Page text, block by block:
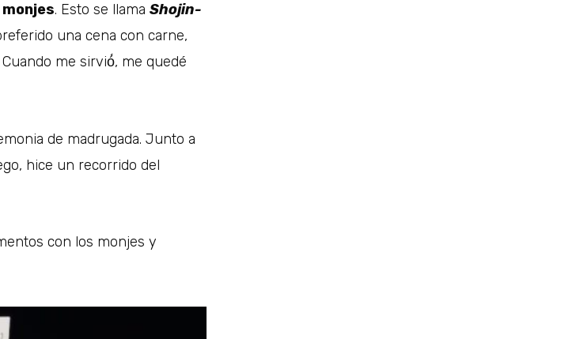
. Esto se llama Shojin-
una cena con carne,
me sirvió́, me quedé
de madrugada. Junto a
hice un recorrido del
con los monjes y